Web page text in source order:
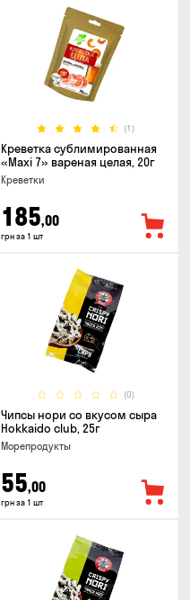
(1)
Креветка сублимированная
«Maxi 7» вареная целая, 20г
Креветки
185,00
грн за 1 шт
(0)
Чипсы нори со вкусом сыра
Hokkaido club, 25г
Морепродукты
55,00
грн за 1 шт